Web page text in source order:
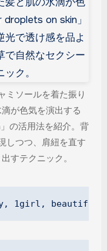
ミソールを着た振り
が色気を演出する
の活用法を紹介。背
しつつ、肩紐を直す
すテクニック。
1girl, beautiful